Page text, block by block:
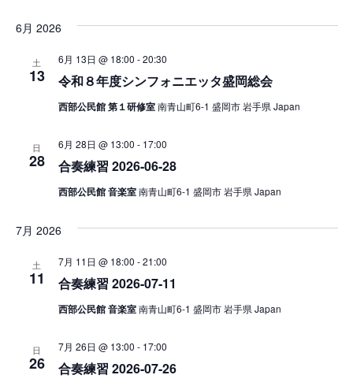
6月 2026
土
13 令和８年度シンフォニエッタ盛岡総会
6月 13日 @ 18:00 -20:30
西部公民館 第１研修室南青山町6-1 盛岡市 岩手県 Japan
日
28 合奏練習 2026-06-28
6月 28日 @ 13:00 - 17:00
西部公民館 音楽室南青山町6-1 盛岡市 岩手県 Japan
7月 2026
土
11 合奏練習 2026-07-11
7月 11日 @ 18:00 -21:00
西部公民館 音楽室南青山町6-1 盛岡市 岩手県 Japan
日
26 合奏練習 2026-07-26
7月 26日 @ 13:00 - 17:00